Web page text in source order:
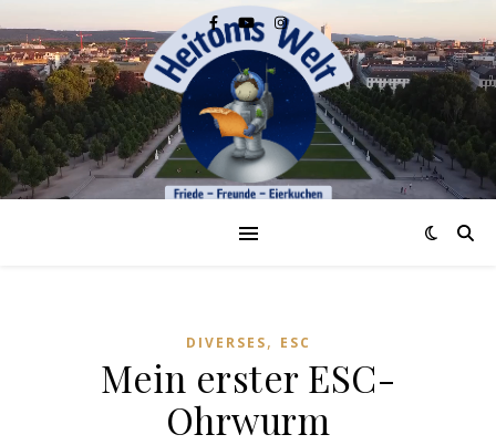
DIVERSES, ESC
Mein erster ESC-
Ohrwurm